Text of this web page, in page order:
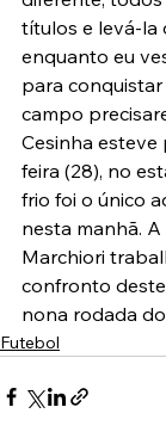
títulos e levá-la
enquanto eu
para
campo
Cesinha
feira (28), no
frio foi o único
nesta manhã.
Marchiori
confronto
nona rodada
Futebol